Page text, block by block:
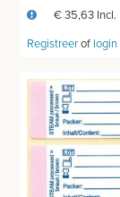
KOOIEN EN
STERILISEREN
ULTRASOON
€ 35,63 Incl.
Registreerof login